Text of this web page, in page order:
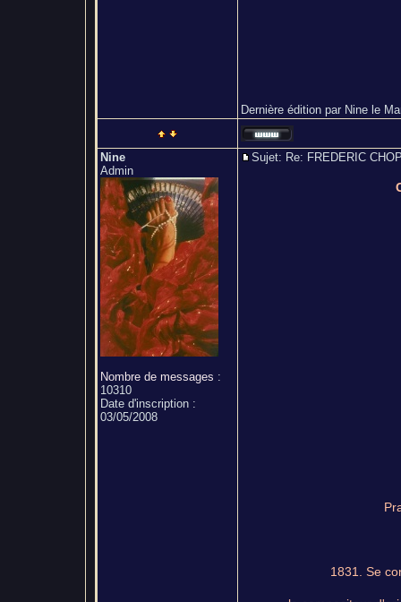
Dernière édition par Nine le
Nine
Admin
Nombre de messages :
10310
Date d'inscription :
03/05/2008
Sujet: Re: FREDERIC
1831. Se